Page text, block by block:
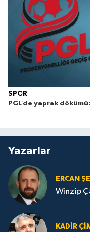
SPOR
PGL’de yaprak
Yazarlar
ERCAN
Winzip
KADIR